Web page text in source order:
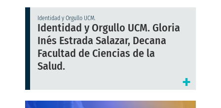
Identidad y Orgullo UCM.
Identidad y Orgullo UCM. Gloria
Inés Estrada Salazar, Decana
Facultad de Ciencias de la
Salud.
+